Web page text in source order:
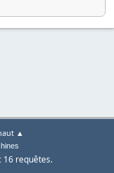
▲
16 requêtes.